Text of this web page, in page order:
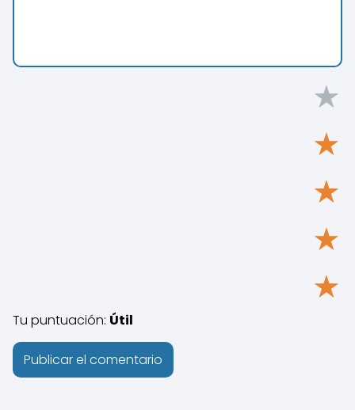
★
★
★
★
★
Tu puntuación: Útil